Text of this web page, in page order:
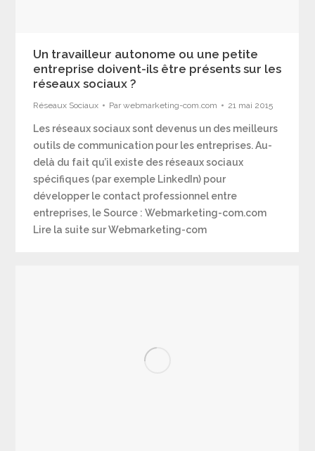
Un travailleur autonome ou une petite
entreprise doivent-ils être présents sur les
réseaux sociaux ?
Réseaux Sociaux Parwebmarketing-com.com 21 mai 2015
Les réseaux sociaux sont devenus un des meilleurs
outils de communication pour les entreprises. Au-
delà du fait qu’il existe des réseaux sociaux
spécifiques (par exemple LinkedIn) pour
développer le contact professionnel entre
entreprises, le Source : Webmarketing-com.com
Lire la suite sur Webmarketing-com